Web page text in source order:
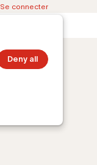
Deny all
Se connecter